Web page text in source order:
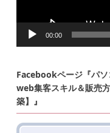
00:00
Facebookページ『パ
web集客スキル＆販売
築】』